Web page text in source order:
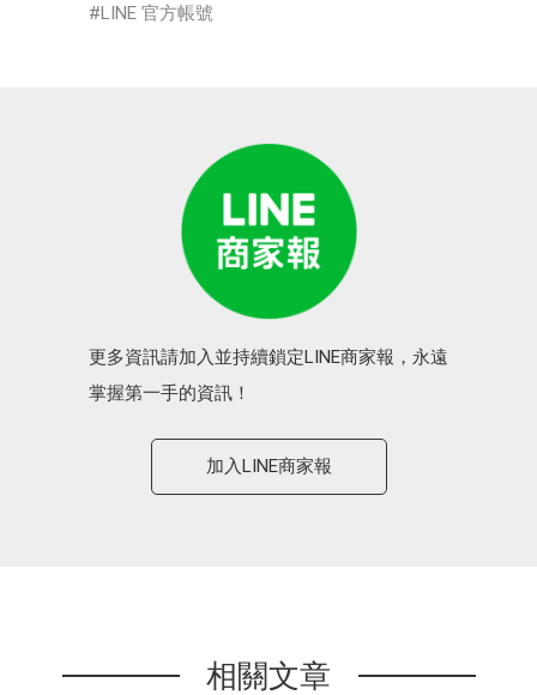
LINE 官方帳號
更多資訊請加入並持續鎖定LINE商家報，永遠
掌握第一手的資訊！
加入LINE商家報
相關文章